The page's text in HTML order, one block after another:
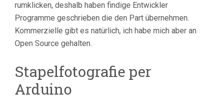
rumklicken, deshalb haben findige Entwickler
Programme geschrieben die den Part übernehmen.
Kommerzielle gibt es natürlich, ich habe mich aber an
Open Source gehalten.
Stapelfotografie per
Arduino